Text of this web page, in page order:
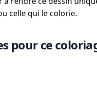
celle qui le colorie.
pour ce